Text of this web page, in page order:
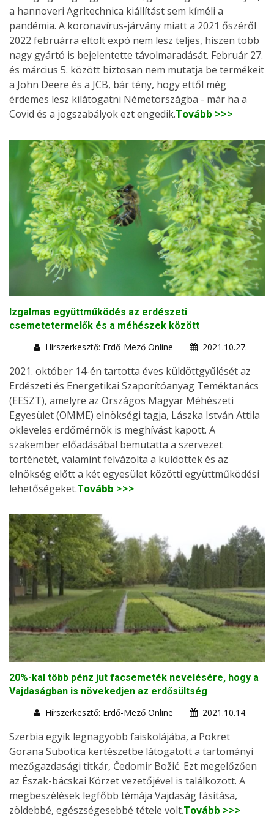
a hannoveri Agritechnica kiállítást sem kíméli a
pandémia. A koronavírus-járvány miatt a 2021 őszéről
2022 februárra eltolt expó nem lesz teljes, hiszen több
nagy gyártó is bejelentette távolmaradását. Február 27.
és március 5. között biztosan nem mutatja be termékeit
a John Deere és a JCB, bár tény, hogy ettől még
érdemes lesz kilátogatni Németországba - már ha a
Covid és a jogszabályok ezt engedik.Tovább >>>
Izgalmas együttműködés az erdészeti
csemetetermelők és a méhészek között
Hírszerkesztő: Erdő-Mező Online
2021.10.27.
2021. október 14-én tartotta éves küldöttgyűlését az
Erdészeti és Energetikai Szaporítóanyag Teméktanács
(EESZT), amelyre az Országos Magyar Méhészeti
Egyesület (OMME) elnökségi tagja, Lászka István Attila
okleveles erdőmérnök is meghívást kapott. A
szakember előadásábal bemutatta a szervezet
történetét, valamint felvázolta a küldöttek és az
elnökség előtt a két egyesület közötti együttműködési
lehetőségeket.Tovább >>>
20%-kal több pénz jut facsemeték nevelésére, hogy a
Vajdaságban is növekedjen az erdősültség
Hírszerkesztő: Erdő-Mező Online
2021.10.14.
Szerbia egyik legnagyobb faiskolájába, a Pokret
Gorana Subotica kertészetbe látogatott a tartományi
mezőgazdasági titkár, Čedomir Božić. Ezt megelőzően
az Észak-bácskai Körzet vezetőjével is találkozott. A
megbeszélések legfőbb témája Vajdaság fásítása,
zöldebbé, egészségesebbé tétele volt.Tovább >>>